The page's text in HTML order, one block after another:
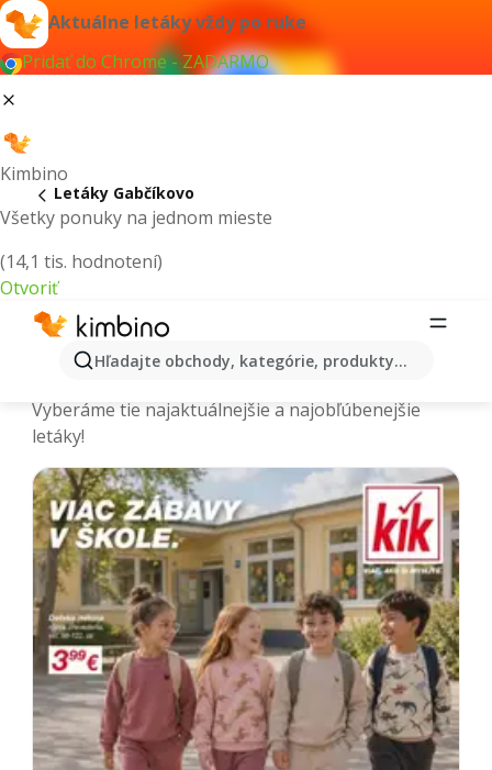
Aktuálne letáky vždy po ruke
Pridať do Chrome - ZADARMO
Kimbino
Všetky ponuky na jednom mieste
(14,1 tis. hodnotení)
Otvoriť
Hľadajte obchody, kategórie, produkty...
Letáky Gabčíkovo
Gabčíkovo - Aktuálne letáky a
Vyberáme tie najaktuálnejšie a najobľúbenejšie
letáky!